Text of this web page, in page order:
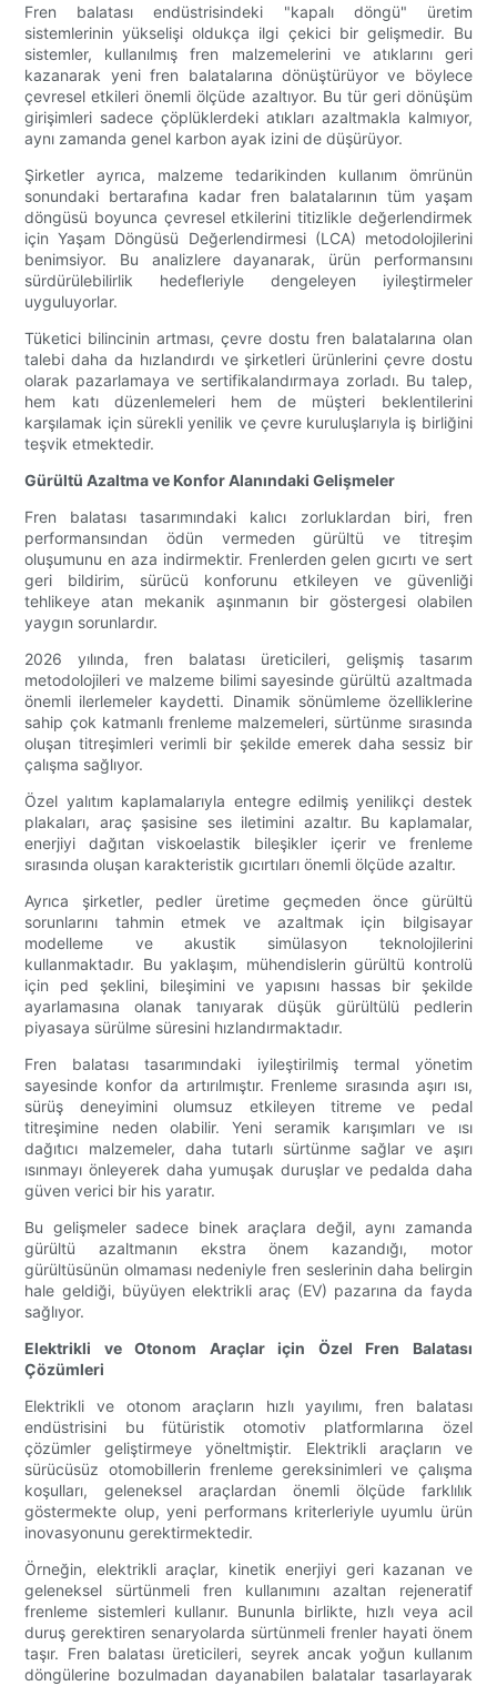
Fren balatası endüstrisindeki "kapalı döngü" üretim
sistemlerinin yükselişi oldukça ilgi çekici bir gelişmedir. Bu
sistemler, kullanılmış fren malzemelerini ve atıklarını geri
kazanarak yeni fren balatalarına dönüştürüyor ve böylece
çevresel etkileri önemli ölçüde azaltıyor. Bu tür geri dönüşüm
girişimleri sadece çöplüklerdeki atıkları azaltmakla kalmıyor,
aynı zamanda genel karbon ayak izini de düşürüyor.
Şirketler ayrıca, malzeme tedarikinden kullanım ömrünün
sonundaki bertarafına kadar fren balatalarının tüm yaşam
döngüsü boyunca çevresel etkilerini titizlikle değerlendirmek
için Yaşam Döngüsü Değerlendirmesi (LCA) metodolojilerini
benimsiyor. Bu analizlere dayanarak, ürün performansını
sürdürülebilirlik hedefleriyle dengeleyen iyileştirmeler
uyguluyorlar.
Tüketici bilincinin artması, çevre dostu fren balatalarına olan
talebi daha da hızlandırdı ve şirketleri ürünlerini çevre dostu
olarak pazarlamaya ve sertifikalandırmaya zorladı. Bu talep,
hem katı düzenlemeleri hem de müşteri beklentilerini
karşılamak için sürekli yenilik ve çevre kuruluşlarıyla iş birliğini
teşvik etmektedir.
Gürültü Azaltma ve Konfor Alanındaki Gelişmeler
Fren balatası tasarımındaki kalıcı zorluklardan biri, fren
performansından ödün vermeden gürültü ve titreşim
oluşumunu en aza indirmektir. Frenlerden gelen gıcırtı ve sert
geri bildirim, sürücü konforunu etkileyen ve güvenliği
tehlikeye atan mekanik aşınmanın bir göstergesi olabilen
yaygın sorunlardır.
2026 yılında, fren balatası üreticileri, gelişmiş tasarım
metodolojileri ve malzeme bilimi sayesinde gürültü azaltmada
önemli ilerlemeler kaydetti. Dinamik sönümleme özelliklerine
sahip çok katmanlı frenleme malzemeleri, sürtünme sırasında
oluşan titreşimleri verimli bir şekilde emerek daha sessiz bir
çalışma sağlıyor.
Özel yalıtım kaplamalarıyla entegre edilmiş yenilikçi destek
plakaları, araç şasisine ses iletimini azaltır. Bu kaplamalar,
enerjiyi dağıtan viskoelastik bileşikler içerir ve frenleme
sırasında oluşan karakteristik gıcırtıları önemli ölçüde azaltır.
Ayrıca şirketler, pedler üretime geçmeden önce gürültü
sorunlarını tahmin etmek ve azaltmak için bilgisayar
modelleme ve akustik simülasyon teknolojilerini
kullanmaktadır. Bu yaklaşım, mühendislerin gürültü kontrolü
için ped şeklini, bileşimini ve yapısını hassas bir şekilde
ayarlamasına olanak tanıyarak düşük gürültülü pedlerin
piyasaya sürülme süresini hızlandırmaktadır.
Fren balatası tasarımındaki iyileştirilmiş termal yönetim
sayesinde konfor da artırılmıştır. Frenleme sırasında aşırı ısı,
sürüş deneyimini olumsuz etkileyen titreme ve pedal
titreşimine neden olabilir. Yeni seramik karışımları ve ısı
dağıtıcı malzemeler, daha tutarlı sürtünme sağlar ve aşırı
ısınmayı önleyerek daha yumuşak duruşlar ve pedalda daha
güven verici bir his yaratır.
Bu gelişmeler sadece binek araçlara değil, aynı zamanda
gürültü azaltmanın ekstra önem kazandığı, motor
gürültüsünün olmaması nedeniyle fren seslerinin daha belirgin
hale geldiği, büyüyen elektrikli araç (EV) pazarına da fayda
sağlıyor.
Elektrikli ve Otonom Araçlar için Özel Fren Balatası
Çözümleri
Elektrikli ve otonom araçların hızlı yayılımı, fren balatası
endüstrisini bu fütüristik otomotiv platformlarına özel
çözümler geliştirmeye yöneltmiştir. Elektrikli araçların ve
sürücüsüz otomobillerin frenleme gereksinimleri ve çalışma
koşulları, geleneksel araçlardan önemli ölçüde farklılık
göstermekte olup, yeni performans kriterleriyle uyumlu ürün
inovasyonunu gerektirmektedir.
Örneğin, elektrikli araçlar, kinetik enerjiyi geri kazanan ve
geleneksel sürtünmeli fren kullanımını azaltan rejeneratif
frenleme sistemleri kullanır. Bununla birlikte, hızlı veya acil
duruş gerektiren senaryolarda sürtünmeli frenler hayati önem
taşır. Fren balatası üreticileri, seyrek ancak yoğun kullanım
döngülerine bozulmadan dayanabilen balatalar tasarlayarak